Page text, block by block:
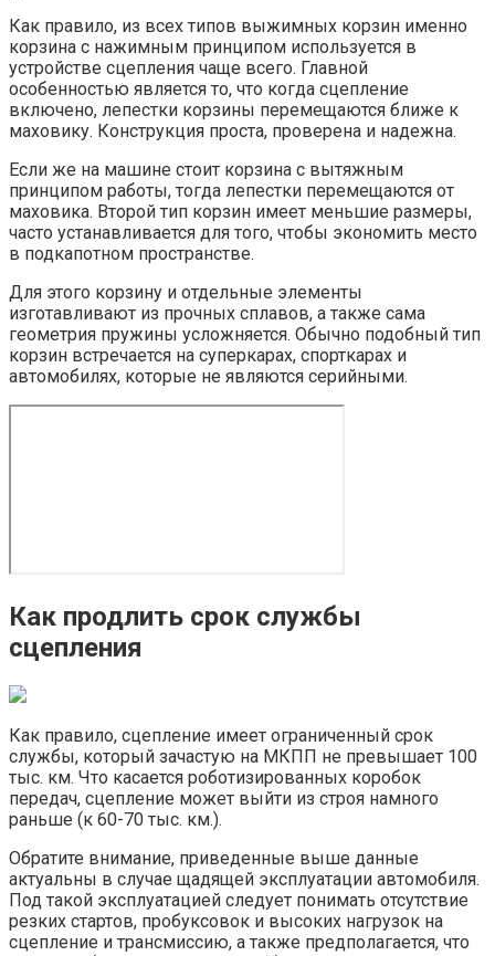
Как правило, из всех типов выжимных корзин именно
корзина с нажимным принципом используется в
устройстве сцепления чаще всего. Главной
особенностью является то, что когда сцепление
включено, лепестки корзины перемещаются ближе к
маховику. Конструкция проста, проверена и надежна.
Если же на машине стоит корзина с вытяжным
принципом работы, тогда лепестки перемещаются от
маховика. Второй тип корзин имеет меньшие размеры,
часто устанавливается для того, чтобы экономить место
в подкапотном пространстве.
Для этого корзину и отдельные элементы
изготавливают из прочных сплавов, а также сама
геометрия пружины усложняется. Обычно подобный тип
корзин встречается на суперкарах, спорткарах и
автомобилях, которые не являются серийными.
Как продлить срок службы
сцепления
Как правило, сцепление имеет ограниченный срок
службы, который зачастую на МКПП не превышает 100
тыс. км. Что касается роботизированных коробок
передач, сцепление может выйти из строя намного
раньше (к 60-70 тыс. км.).
Обратите внимание, приведенные выше данные
актуальны в случае щадящей эксплуатации автомобиля.
Под такой эксплуатацией следует понимать отсутствие
резких стартов, пробуксовок и высоких нагрузок на
сцепление и трансмиссию, а также предполагается, что